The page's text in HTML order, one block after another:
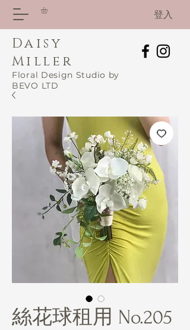
登入
Daisy
Miller
Floral Design Studio by
BEVO LTD
絲花球租用 No.205